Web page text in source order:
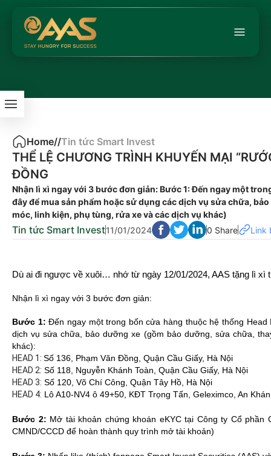
Home//Tin tức Smart Invest
THỂ LỆ CHƯƠNG TRÌNH KHUYẾN MẠI
ĐỒNG
Nhận lì xì ngay với 3 bước đơn giản: Bước 1: Đến ngay một
đây để mua sản phẩm hoặc sử dụng các dịch vụ sửa chữa,
móc, linh kiện, phụ tùng, rửa xe và các dịch vụ khác)
Tin tức Smart Invest11/01/2024 0 Share Link
Dù ai đi ngược về xuôi… nhớ từ ngày 12/01/2024, AAS tặng lì xì
Nhận lì xì ngay với 3 bước đơn giản:
Bước 1: Đến ngay một trong bốn cửa hàng thuộc hệ thống
dịch vụ sửa chữa, bảo dưỡng xe (gồm bảo dưỡng, sửa chữa,
khác):
HEAD 1: Số 136, Phạm Văn Đồng, Quận Cầu Giấy, Hà Nội
HEAD 2: Số 118, Nguyễn Khánh Toàn, Quận Cầu Giấy, Hà Nội
HEAD 3: Số 120, Võ Chí Công, Quận Tây Hồ, Hà Nội
HEAD 4: Lô A10-NV4 ô 49+50, KĐT Trọng Tấn, Geleximco, An
Bước 2: Mở tài khoản chứng khoán eKYC tại Công ty Cổ phần
CMND/CCCD để hoàn thành quy trình mở tài khoản)